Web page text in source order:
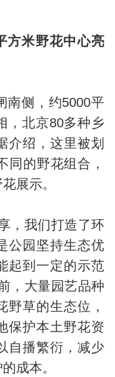
方米野花中心亮
南侧，约5000平
，北京80多种乡
介绍，这里被划
同的野花组合，
展示。
，我们打造了环
公园坚持生态优
起到一定的示范
，大量园艺品种
野草的生态位，
保护本土野花资
自播繁衍，减少
成本。